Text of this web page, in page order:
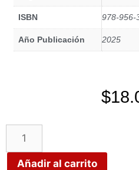
ISBN 978-956-
Año Publicación 2025
$
Añadir al carrito